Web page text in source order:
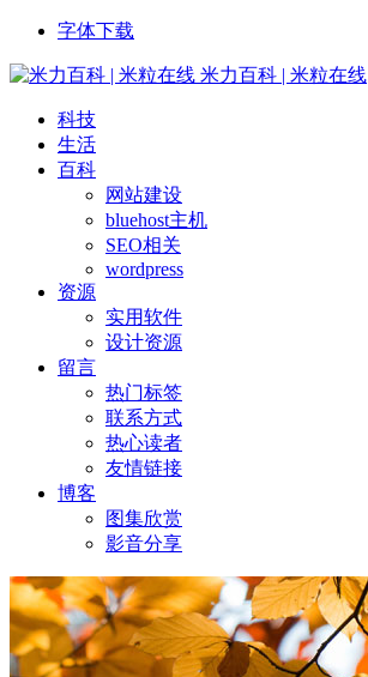
字体下载
米力百科 | 米粒在线
科技
生活
百科
网站建设
bluehost主机
SEO相关
wordpress
资源
实用软件
设计资源
留言
热门标签
联系方式
热心读者
友情链接
博客
图集欣赏
影音分享